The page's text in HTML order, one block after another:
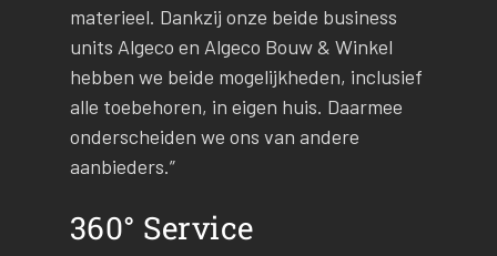
materieel. Dankzij onze beide business
units Algeco en Algeco Bouw & Winkel
hebben we beide mogelijkheden, inclusief
alle toebehoren, in eigen huis. Daarmee
onderscheiden we ons van andere
aanbieders.”
360° Service